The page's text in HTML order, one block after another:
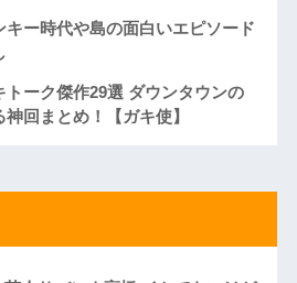
キー時代や島の面白いエピソード
トーク傑作29選 ダウンタウンの
回まとめ！【ガキ使】